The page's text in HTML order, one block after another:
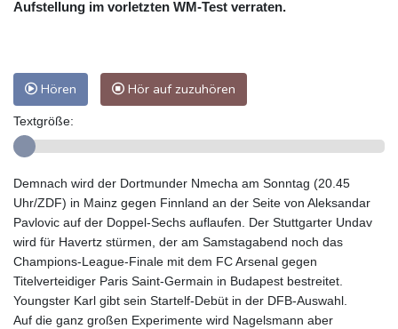
Aufstellung im vorletzten WM-Test verraten.
Hören Hör auf zuzuhören
Textgröße:
Demnach wird der Dortmunder Nmecha am Sonntag (20.45
Uhr/ZDF) in Mainz gegen Finnland an der Seite von Aleksandar
Pavlovic auf der Doppel-Sechs auflaufen. Der Stuttgarter Undav
wird für Havertz stürmen, der am Samstagabend noch das
Champions-League-Finale mit dem FC Arsenal gegen
Titelverteidiger Paris Saint-Germain in Budapest bestreitet.
Youngster Karl gibt sein Startelf-Debüt in der DFB-Auswahl.
Auf die ganz großen Experimente wird Nagelsmann aber